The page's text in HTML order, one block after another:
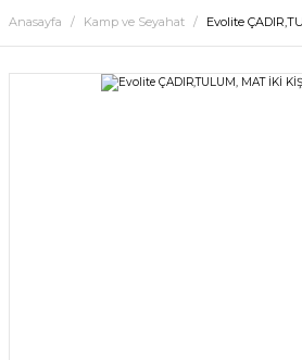
Anasayfa Kamp ve Seyahat Evolite